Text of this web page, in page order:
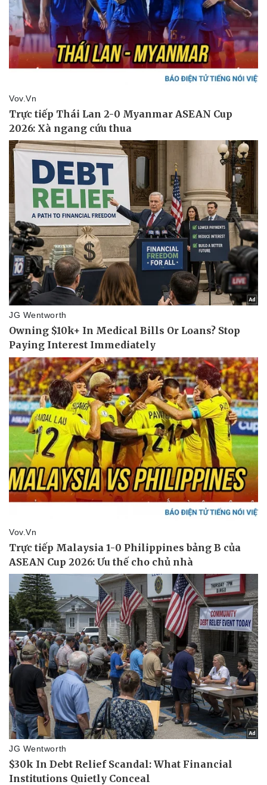
Kinh tế
Bất động sản
Khởi nghiệp
Thị trường
Giá vàng
Tiêu dùng
Tỷ giá
Chứng khoán
Giá cà phê